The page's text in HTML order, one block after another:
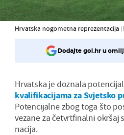
Hrvatska nogometna reprezentacija
Dodajte gol.hr u
Hrvatska je doznala
kvalifikacijama za Svjetsko
Potencijalne zbog toga što
vezane za četvrtfinalni okršaj
nacija.